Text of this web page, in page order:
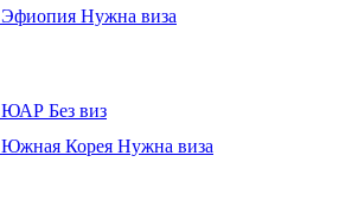
Эфиопия Нужна виза
ЮАР Без виз
Южная Корея Нужна виза